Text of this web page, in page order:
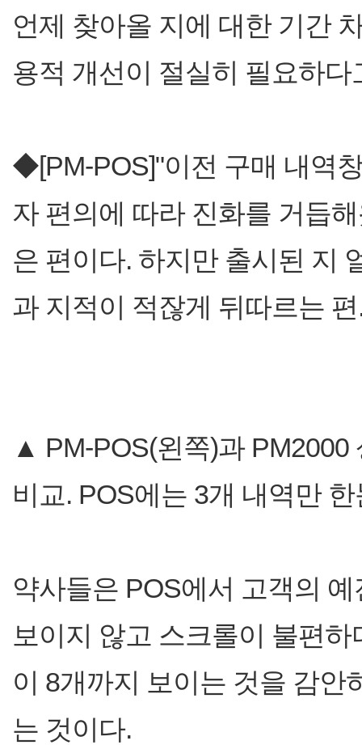
언제 찾아올 지에 대한 기간
용적 개선이 절실히 필요하다
◆[PM-POS]"이전 구매 내역
자 편의에 따라 진화를 거듭
은 편이다. 하지만 출시된 지
과 지적이 적잖게 뒤따르는
▲ PM-POS(왼쪽)과 PM2000
비교. POS에는 3개 내역만
약사들은 POS에서 고객의
보이지 않고 스크롤이 불편
이 8개까지 보이는 것을 감안
는 것이다.